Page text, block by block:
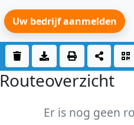
Uw bedrijf aanmelden
Routeoverzicht
Er is nog geen